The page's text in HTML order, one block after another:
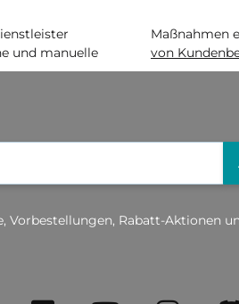
und manuelle
Maßnahmen
von
Vorbestellungen, Rabatt-Aktionen